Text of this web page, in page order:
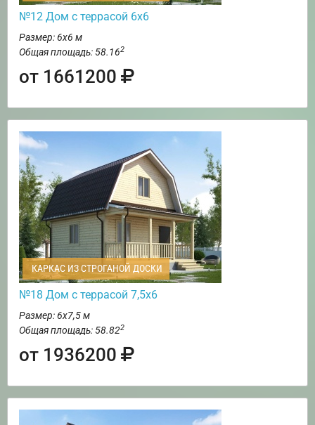
№12 Дом с террасой 6х6
Размер: 6х6 м
Общая площадь: 58.162
от 1661200
КАРКАС ИЗ СТРОГАНОЙ ДОСКИ
№18 Дом с террасой 7,5х6
Размер: 6х7,5 м
Общая площадь: 58.822
от 1936200